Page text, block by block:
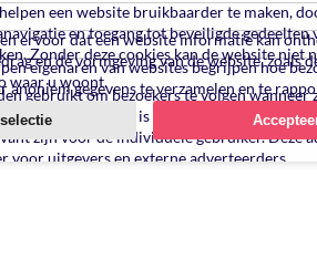
een website bruikbaarder te maken,
en toegang tot beveiligde gedeelten
Zonder deze cookies kan de website niet
ervoor dat een website informatie kan
en de vormgeving van de website, zoals
waar u woont.
eigenaren van websites begrijpen hoe
anoniem gegevens te verzamelen en te
gebruikt om bezoekers te volgen wanneer
Hun doel is advertenties
zijn voor de individuele gebruiker. Deze
voor uitgevers en externe adverteerders.